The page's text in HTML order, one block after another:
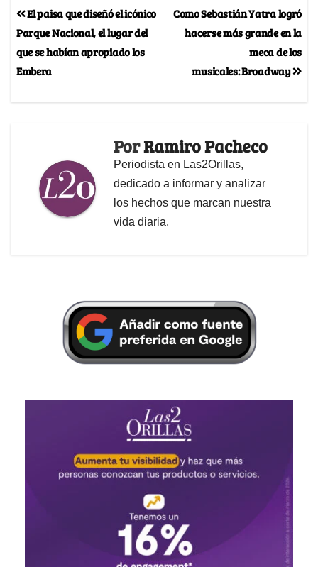
Como Sebastián Yatra logró
hacerse más grande en la
meca de los
musicales: Broadway
El paisa que diseñó el icónico
Parque Nacional, el lugar del
que se habían apropiado los
Embera
PorRamiro Pacheco
Periodista en Las2Orillas,
dedicado a informar y analizar
los hechos que marcan nuestra
vida diaria.